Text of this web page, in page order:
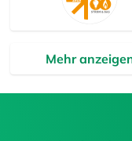
Mehr